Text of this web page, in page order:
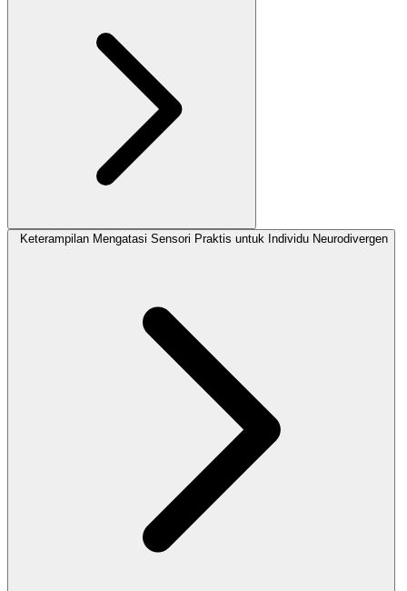
Keterampilan Mengatasi Sensori Praktis untuk Individu Neurodivergen